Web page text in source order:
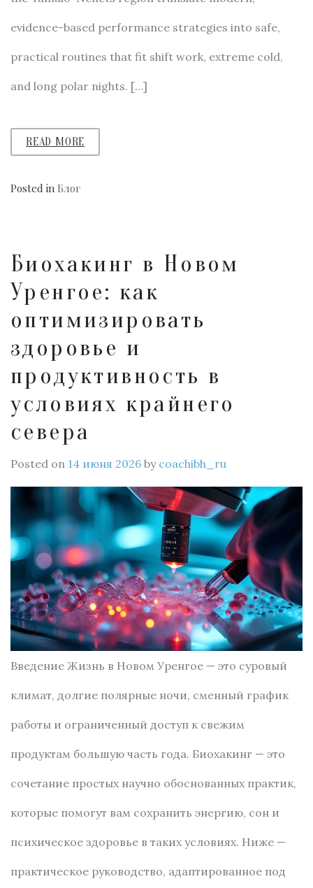
evidence-based performance strategies into safe,
practical routines that fit shift work, extreme cold,
and long polar nights. […]
READ MORE
Posted in Блог
Биохакинг в Новом
Уренгое: как
оптимизировать
здоровье и
продуктивность в
условиях крайнего
севера
Posted on 14 июня 2026 by coachibh_ru
Введение Жизнь в Новом Уренгое — это суровый
климат, долгие полярные ночи, сменный график
работы и ограниченный доступ к свежим
продуктам большую часть года. Биохакинг — это
сочетание простых научно обоснованных практик,
которые помогут вам сохранить энергию, сон и
психическое здоровье в таких условиях. Ниже —
практическое руководство, адаптированное под